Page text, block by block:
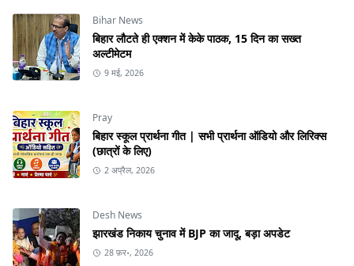
Bihar News
बिहार लौटते ही एक्शन में केके पाठक, 15 दिन का सख्त
अल्टीमेटम
9 मई, 2026
Pray
बिहार स्कूल प्रार्थना गीत | सभी प्रार्थना ऑडियो और लिरिक्स
(छात्रों के लिए)
2 अप्रैल, 2026
Desh News
झारखंड निकाय चुनाव में BJP का जादू, बड़ा अपडेट
28 फ़र॰, 2026